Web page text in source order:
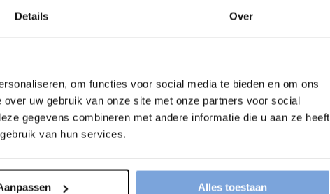
Details Over
om functies voor social media te bieden en om ons
uw gebruik van onze site met onze partners voor social
gegevens combineren met andere informatie die u aan ze heeft
van hun services.
Alles toestaan